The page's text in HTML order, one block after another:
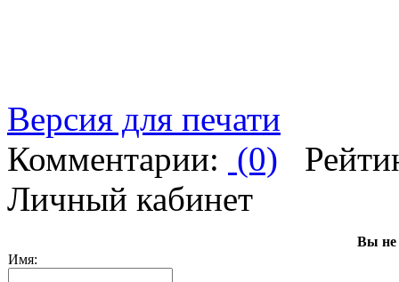
Версия для печати
Комментарии: (0)
Личный кабинет
Вы не
Имя: